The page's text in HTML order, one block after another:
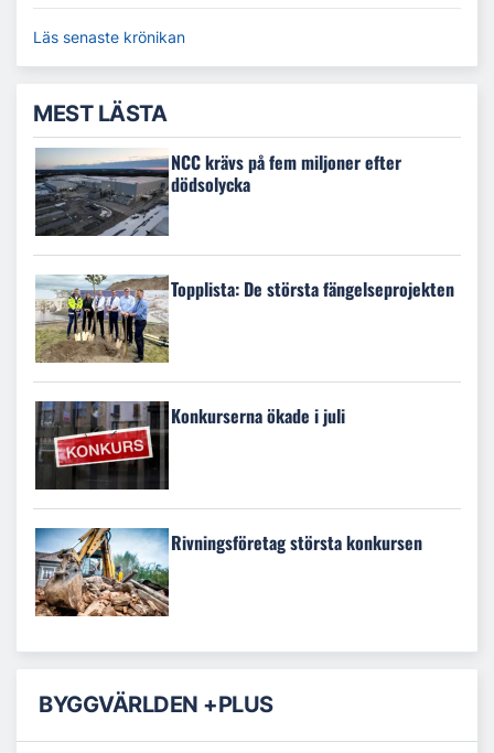
Läs senaste krönikan
MEST LÄSTA
NCC krävs på fem miljoner efter
dödsolycka
Topplista: De största fängelseprojekten
Konkurserna ökade i juli
Rivningsföretag största konkursen
BYGGVÄRLDEN +PLUS